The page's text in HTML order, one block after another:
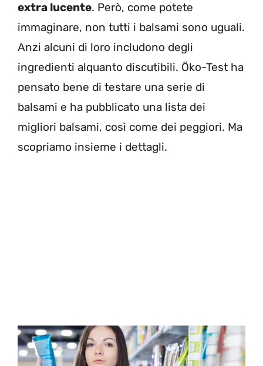
extra lucente. Però, come potete
immaginare, non tutti i balsami sono uguali.
Anzi alcuni di loro includono degli
ingredienti alquanto discutibili. Öko-Test ha
pensato bene di testare una serie di
balsami e ha pubblicato una lista dei
migliori balsami, così come dei peggiori. Ma
scopriamo insieme i dettagli.